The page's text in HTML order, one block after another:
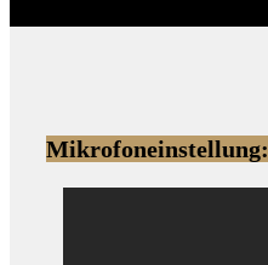
Mikrofoneinstellung: